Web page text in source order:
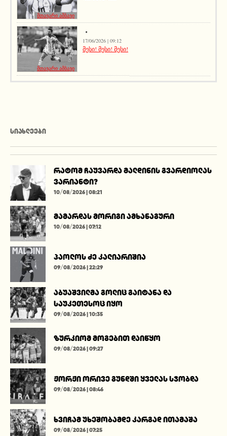
მთავარი ამბავი
მთავარი ამბავი
17/06/2026 | 09:12
მესი! მესი! მესი!
ᲡᲘᲐᲮᲚᲔᲔᲑᲘ
რატომ ჩაუვარდა მალდინის გვარდიოლას
ვარიანტი?
10/08/2026 | 08:21
მამარდას მორიგი ამხანაგური
10/08/2026 | 07:12
პაოლოს ძე კალიარიშია
09/08/2026 | 22:29
აბუაშვილმა გოლიც გაიტანა და
საუკეთესოც იყო
09/08/2026 | 10:35
ზურკიომ მოგებით დაიწყო
09/08/2026 | 09:27
ჟორჟი ორივე გუნდში ყველას სჯობდა
09/08/2026 | 08:46
ხვიჩამ უხეშობამდე კარგად ითამაშა
09/08/2026 | 07:25